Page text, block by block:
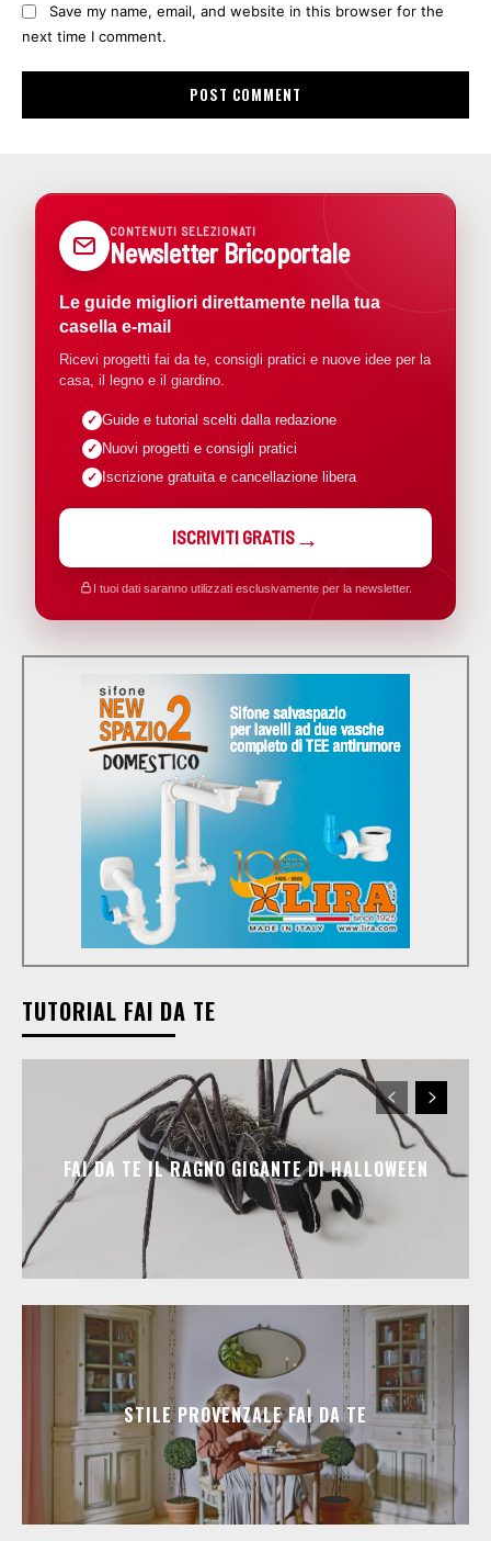
Save my name, email, and website in this browser for the
next time I comment.
CONTENUTI SELEZIONATI
Newsletter Bricoportale
Le guide migliori direttamente nella tua
casella e-mail
Ricevi progetti fai da te, consigli pratici e nuove idee per la
casa, il legno e il giardino.
Guide e tutorial scelti dalla redazione
Nuovi progetti e consigli pratici
Iscrizione gratuita e cancellazione libera
ISCRIVITI GRATIS
I tuoi dati saranno utilizzati esclusivamente per la newsletter.
TUTORIAL FAI DA TE
FAI DA TE IL RAGNO GIGANTE DI HALLOWEEN
STILE PROVENZALE FAI DA TE